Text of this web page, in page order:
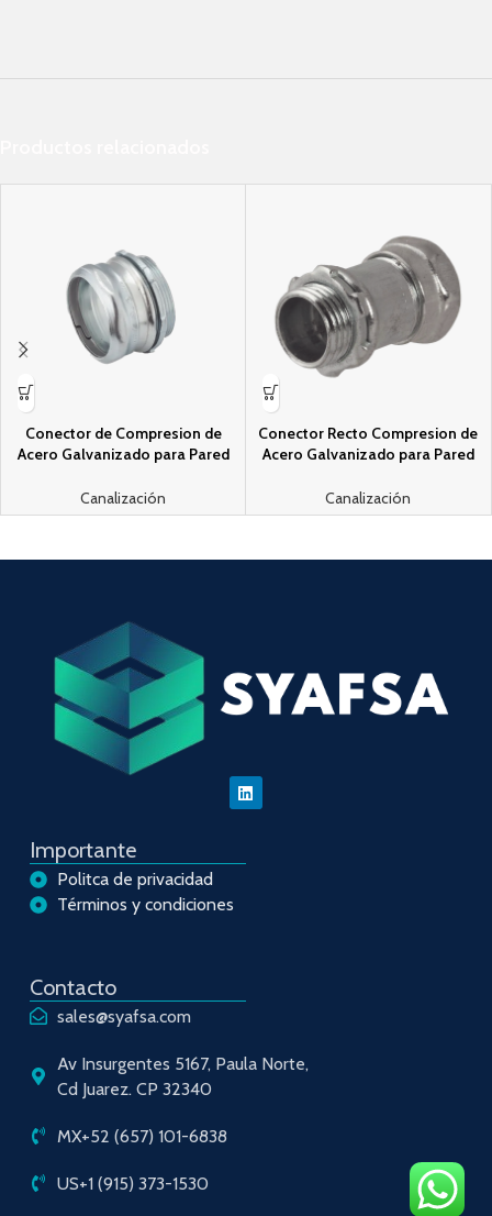
Conector de Compresion de
Acero Galvanizado para Pared
Canalización
Conector Recto Compresion de
Acero Galvanizado para Pared
Canalización
Importante
Politca de privacidad
Términos y condiciones
Contacto
sales@syafsa.com
Av Insurgentes 5167, Paula Norte,
Cd Juarez. CP 32340
MX+52 (657) 101-6838
US+1 (915) 373-1530